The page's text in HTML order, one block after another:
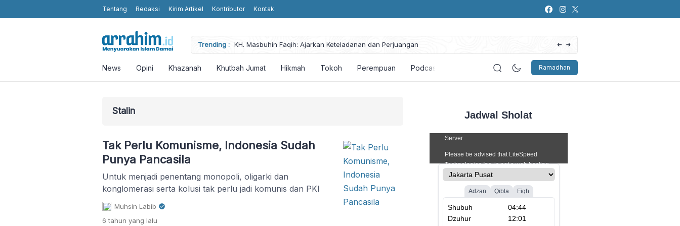
Tentang Redaksi Kirim Artikel Kontributor Kontak
Trending :
Humanity and Religious Values without Religious Attributes in the KH. Masbuhin Faqih: Ajarkan Keteladanan dan Perjuangan Artificial Intelligence (AI): Bagaimana
Ramadhan
News Opini Khazanah Khutbah Jumat Hikmah Tokoh Perempuan Podcast
Stalin
Tak Perlu Komunisme, Indonesia Sudah
Punya Pancasila
Untuk menjadi penentang monopoli, oligarki dan
konglomerasi serta kolusi tak perlu jadi komunis dan PKI
Muhsin Labib
6 tahun yang lalu
Jadwal Sholat